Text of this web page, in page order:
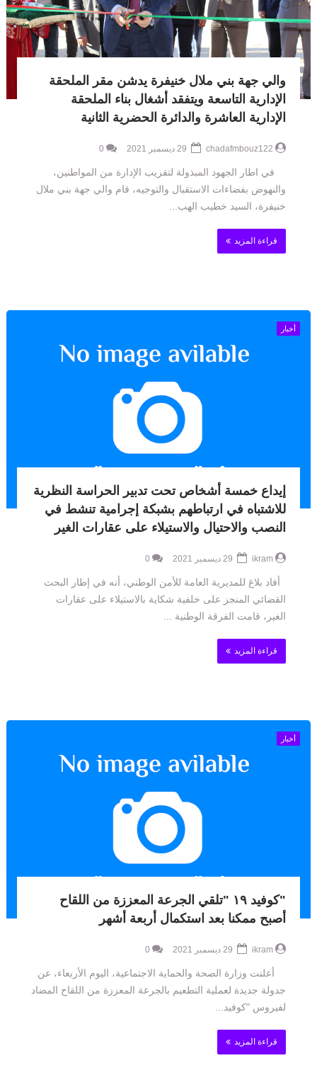
والي جهة بني ملال خنيفرة يدشن مقر الملحقة
الإدارية التاسعة ويتفقد أشغال بناء الملحقة
الإدارية العاشرة والدائرة الحضرية الثانية
chadafmbouz122
0
في اطار الجهود المبذولة لتقريب الإدارة من المواطنين،
والنهوض بفضاءات الاستقبال والتوجيه، قام والي جهة بني ملال
خنيفرة، السيد خطيب الهب...
قراءة المزيد
أخبار
إيداع خمسة أشخاص تحت تدبير الحراسة النظرية
للاشتباه في ارتباطهم بشبكة إجرامية تنشط في
النصب والاحتيال والاستيلاء على عقارات الغير
ikram
0
أفاد بلاغ للمديرية العامة للأمن الوطني، أنه في إطار البحث
القضائي المنجز على خلفية شكاية بالاستيلاء على عقارات
الغير، قامت الفرقة الوطنية ...
قراءة المزيد
أخبار
"كوفيد ١٩ "تلقي الجرعة المعززة من اللقاح
أصبح ممكنا بعد استكمال أربعة أشهر
ikram
0
أعلنت وزارة الصحة والحماية الاجتماعية، اليوم الأربعاء، عن
جدولة جديدة لعملية التطعيم بالجرعة المعززة من اللقاح المضاد
لفيروس "كوفيد...
قراءة المزيد